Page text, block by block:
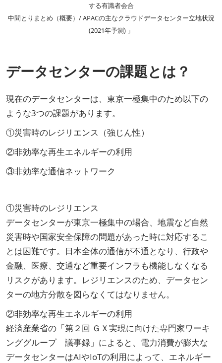
する有識者会合
中間とりまとめ（概要）/ APACの主なクラウドデータセンター立地状況
(2021年予測) 」
データセンターの課題とは？
現在のデータセンターは、東京一極集中のため以下の
ような3つの課題があります。
①災害時のレジリエンス（強じん性）
②非効率な再生エネルギーの利用
③非効率な通信ネットワーク
①災害時のレジリエンス
データセンターが東京一極集中の場合、地震など自然
災害時や国家安全保障の問題があった時に対応するこ
とは困難です。日本全体の通信が不通となり、行政や
金融、医療、交通など重要インフラも機能しなくなる
リスクがあります。レジリエンスのため、データセン
ターの地方分散を図らなくてはなりません。
②非効率な再生エネルギーの利用
経済産業省の「第２回 ＧＸ実現に向けた専門家ワーキ
ンググループ 議事録」によると、電力消費が膨大な
データセンターはAIやIoTの利用によって、エネルギー